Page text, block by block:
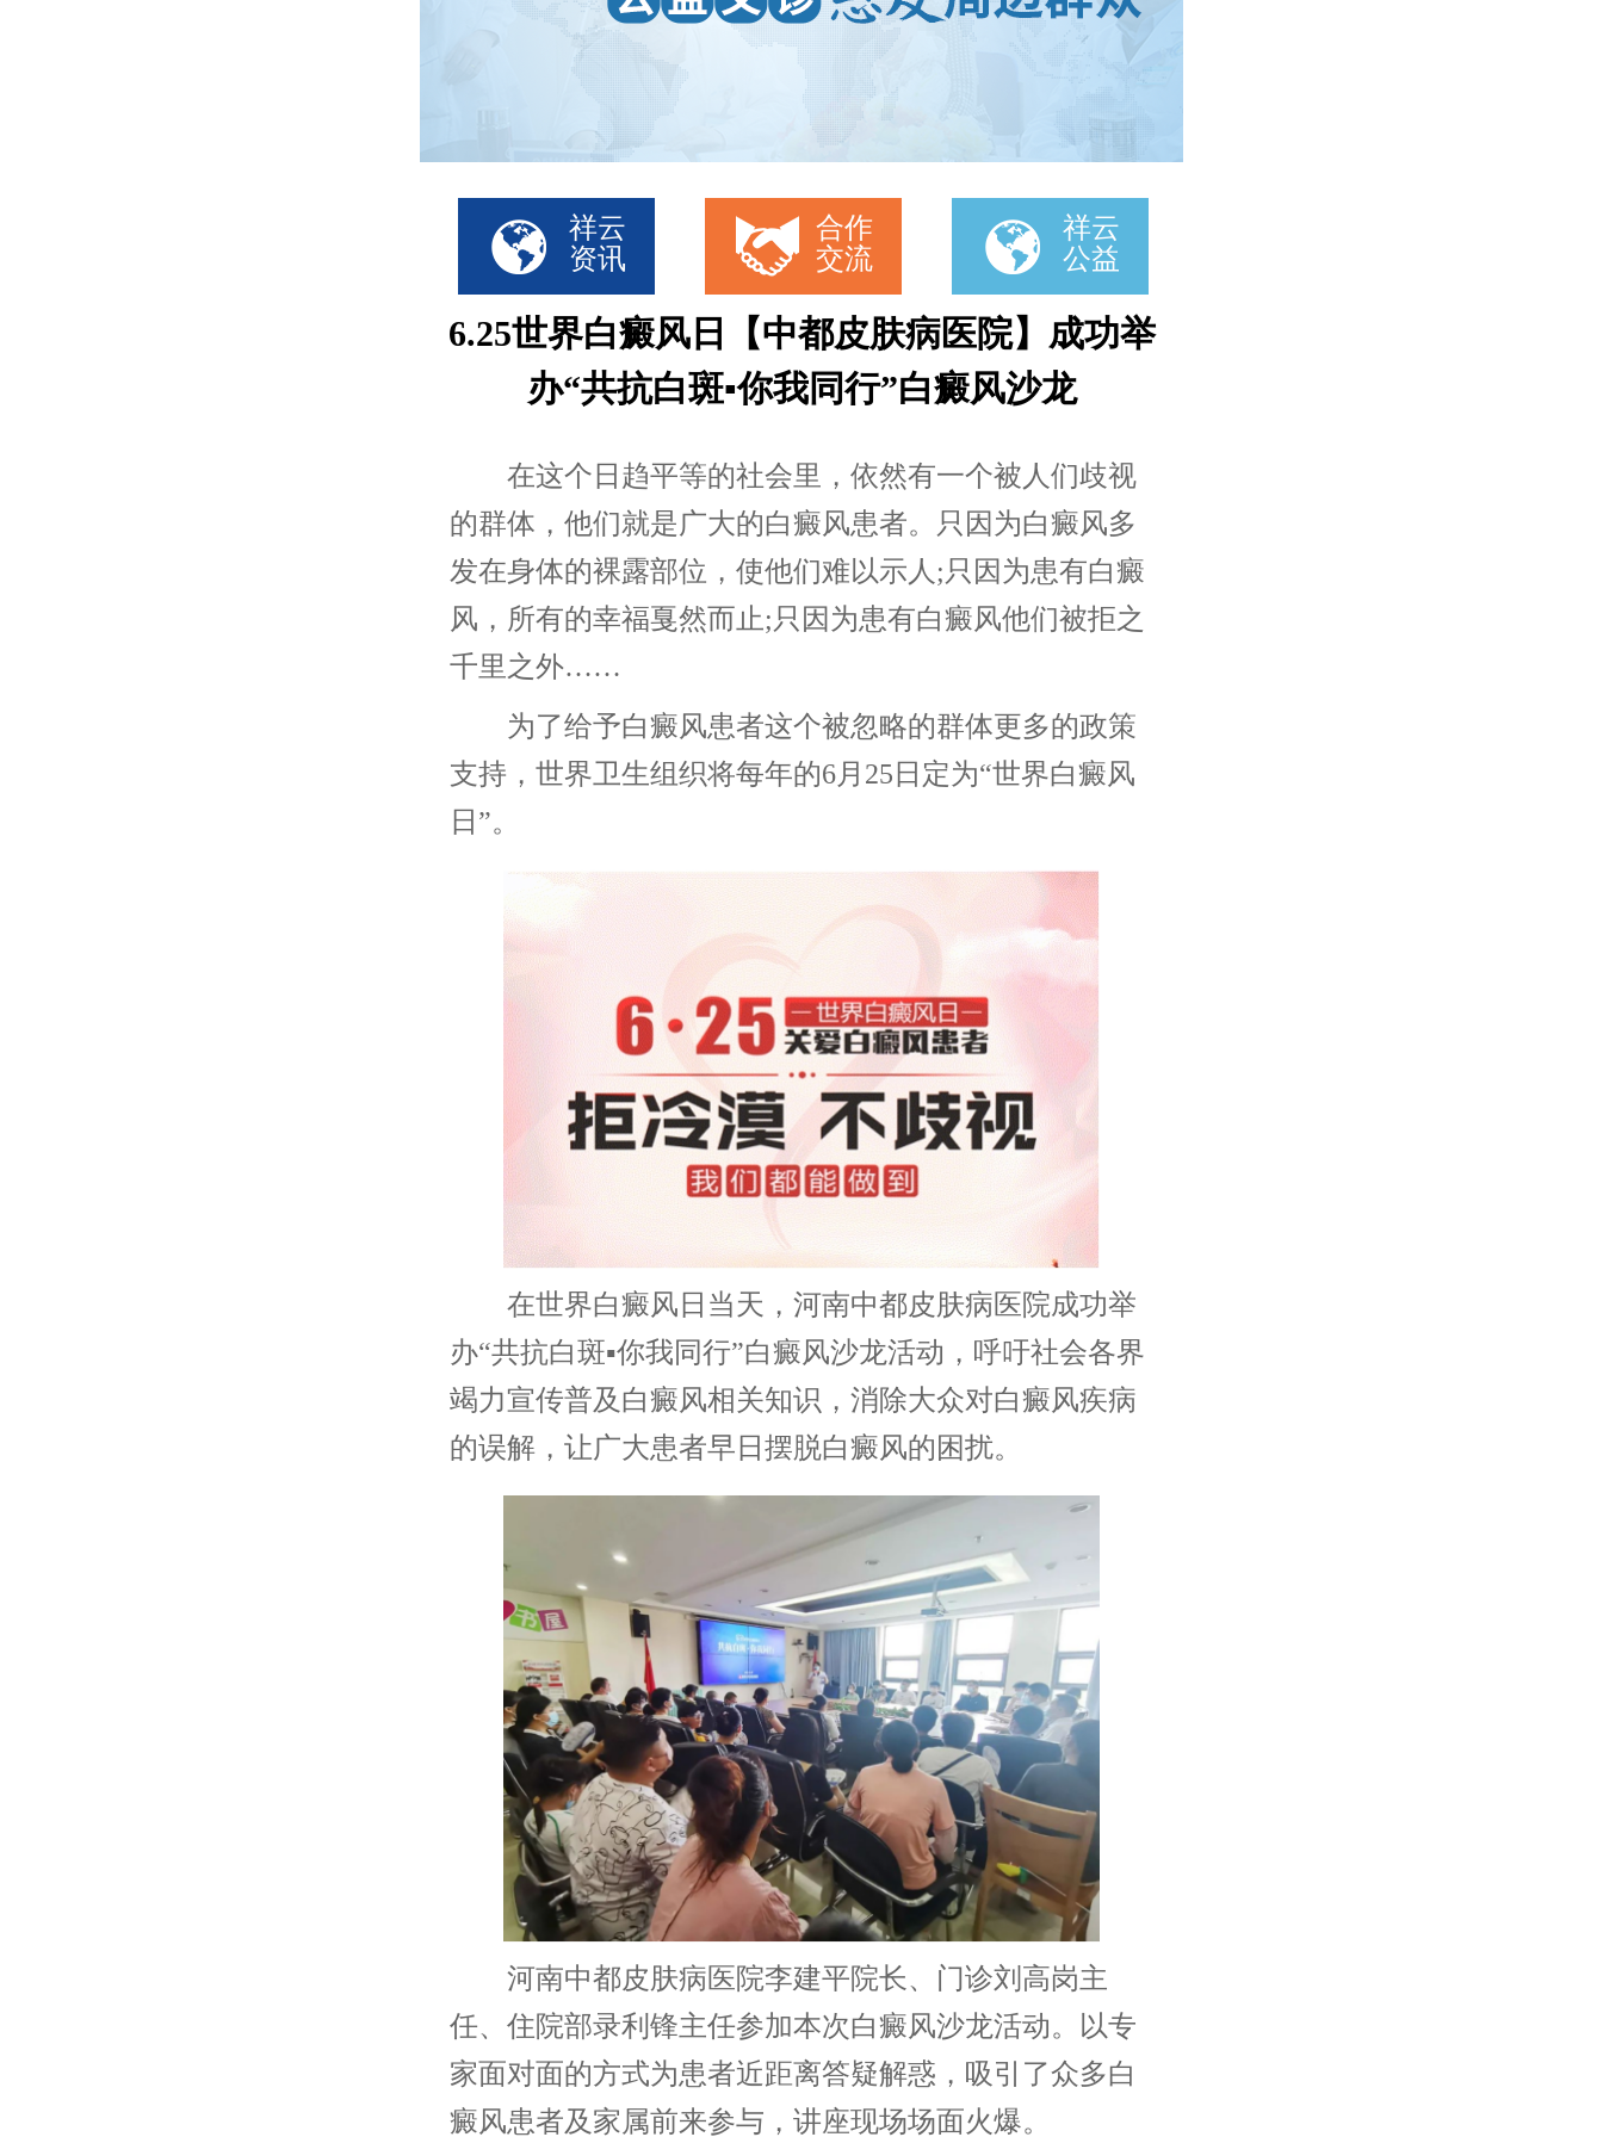
祥云
资讯
合作
交流
祥云
公益
6.25世界白癜风日【中都皮肤病医院】成功举
办“共抗白斑▪你我同行”白癜风沙龙
在这个日趋平等的社会里，依然有一个被人们歧视
的群体，他们就是广大的白癜风患者。只因为白癜风多
发在身体的裸露部位，使他们难以示人;只因为患有白癜
风，所有的幸福戛然而止;只因为患有白癜风他们被拒之
千里之外……
为了给予白癜风患者这个被忽略的群体更多的政策
支持，世界卫生组织将每年的6月25日定为“世界白癜风
日”。
在世界白癜风日当天，河南中都皮肤病医院成功举
办“共抗白斑▪你我同行”白癜风沙龙活动，呼吁社会各界
竭力宣传普及白癜风相关知识，消除大众对白癜风疾病
的误解，让广大患者早日摆脱白癜风的困扰。
河南中都皮肤病医院李建平院长、门诊刘高岗主
任、住院部录利锋主任参加本次白癜风沙龙活动。以专
家面对面的方式为患者近距离答疑解惑，吸引了众多白
癜风患者及家属前来参与，讲座现场场面火爆。